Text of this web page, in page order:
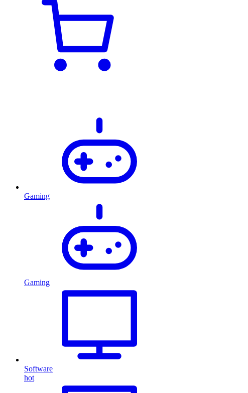
Gaming
Gaming
Software
hot